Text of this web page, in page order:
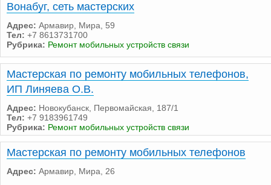
Вонабуг, сеть мастерских
Адрес: Армавир, Мира, 59
Тел: +7 8613731700
Рубрика: Ремонт мобильных устройств связи
Мастерская по ремонту мобильных телефонов,
ИП Линяева О.В.
Адрес: Новокубанск, Первомайская, 187/1
Тел: +7 9183961749
Рубрика: Ремонт мобильных устройств связи
Мастерская по ремонту мобильных телефонов
Адрес: Армавир, Мира, 26